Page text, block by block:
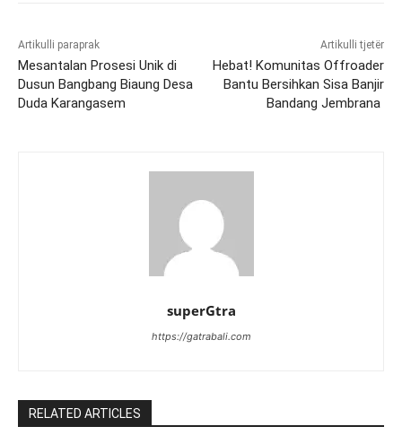
Artikulli paraprak
Mesantalan Prosesi Unik di
Dusun Bangbang Biaung Desa
Duda Karangasem
Artikulli tjetër
Hebat! Komunitas Offroader
Bantu Bersihkan Sisa Banjir
Bandang Jembrana
superGtra
https://gatrabali.com
RELATED ARTICLES